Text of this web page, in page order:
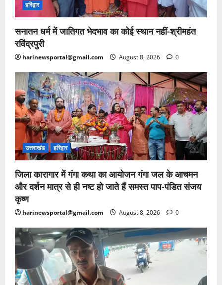
हरिद्वार
सनातन धर्म में जातिगत भेदभाव का कोई स्थान नहीं-श्रीमहंत
रविंद्रपुरी
harinewsportal@gmail.com August 8, 2026 0
उत्तराखंड हरिद्वार
जिला कारागार में गंगा कथा का आयोजन गंगा जल के आचमन
और दर्शन मात्र से ही नष्ट हो जाते हैं समस्त पाप-पंडित संजय
कृष्ण
harinewsportal@gmail.com August 8, 2026 0